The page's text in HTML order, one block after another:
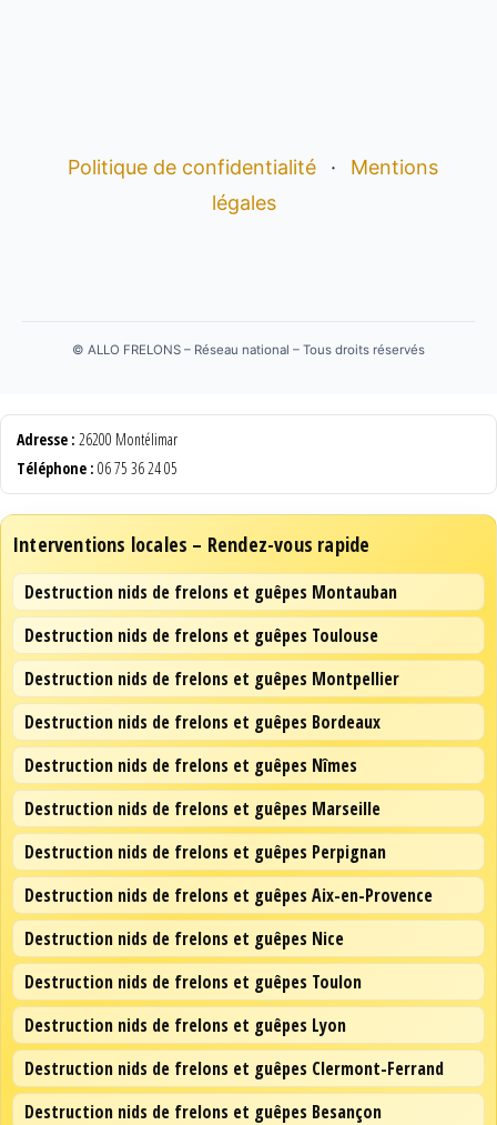
Politique de confidentialité ·
Mentions
légales
© ALLO FRELONS – Réseau national – Tous droits réservés
Adresse : 26200 Montélimar
Téléphone : 06 75 36 24 05
Interventions locales – Rendez-vous rapide
Destruction nids de frelons et guêpes Montauban
Destruction nids de frelons et guêpes Toulouse
Destruction nids de frelons et guêpes Montpellier
Destruction nids de frelons et guêpes Bordeaux
Destruction nids de frelons et guêpes Nîmes
Destruction nids de frelons et guêpes Marseille
Destruction nids de frelons et guêpes Perpignan
Destruction nids de frelons et guêpes Aix-en-Provence
Destruction nids de frelons et guêpes Nice
Destruction nids de frelons et guêpes Toulon
Destruction nids de frelons et guêpes Lyon
Destruction nids de frelons et guêpes Clermont-Ferrand
Destruction nids de frelons et guêpes Besançon